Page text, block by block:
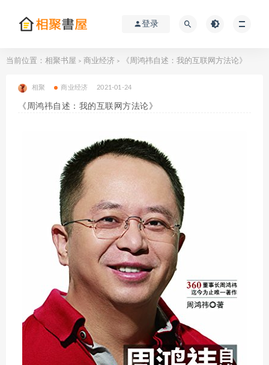
登录
当前位置： 相聚书屋 > 商业经济 > 《周鸿祎自述：我的互联网方法论》
相聚 商业经济 2021-01-24
《周鸿祎自述：我的互联网方法论》